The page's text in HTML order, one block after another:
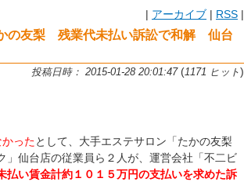
| アーカイブ | RSS |
の友梨 残業代未払い訴訟で和解 仙台
投稿日時： 2015-01-28 20:01:47(1171 ヒット)
ったとして、大手エステサロン「たかの友梨
」仙台店の従業員ら２人が、運営会社「不二ビ
払い賃金計約１０１５万円の支払いを求めた訴